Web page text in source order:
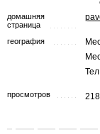
домашняя
страница
география
просмотров